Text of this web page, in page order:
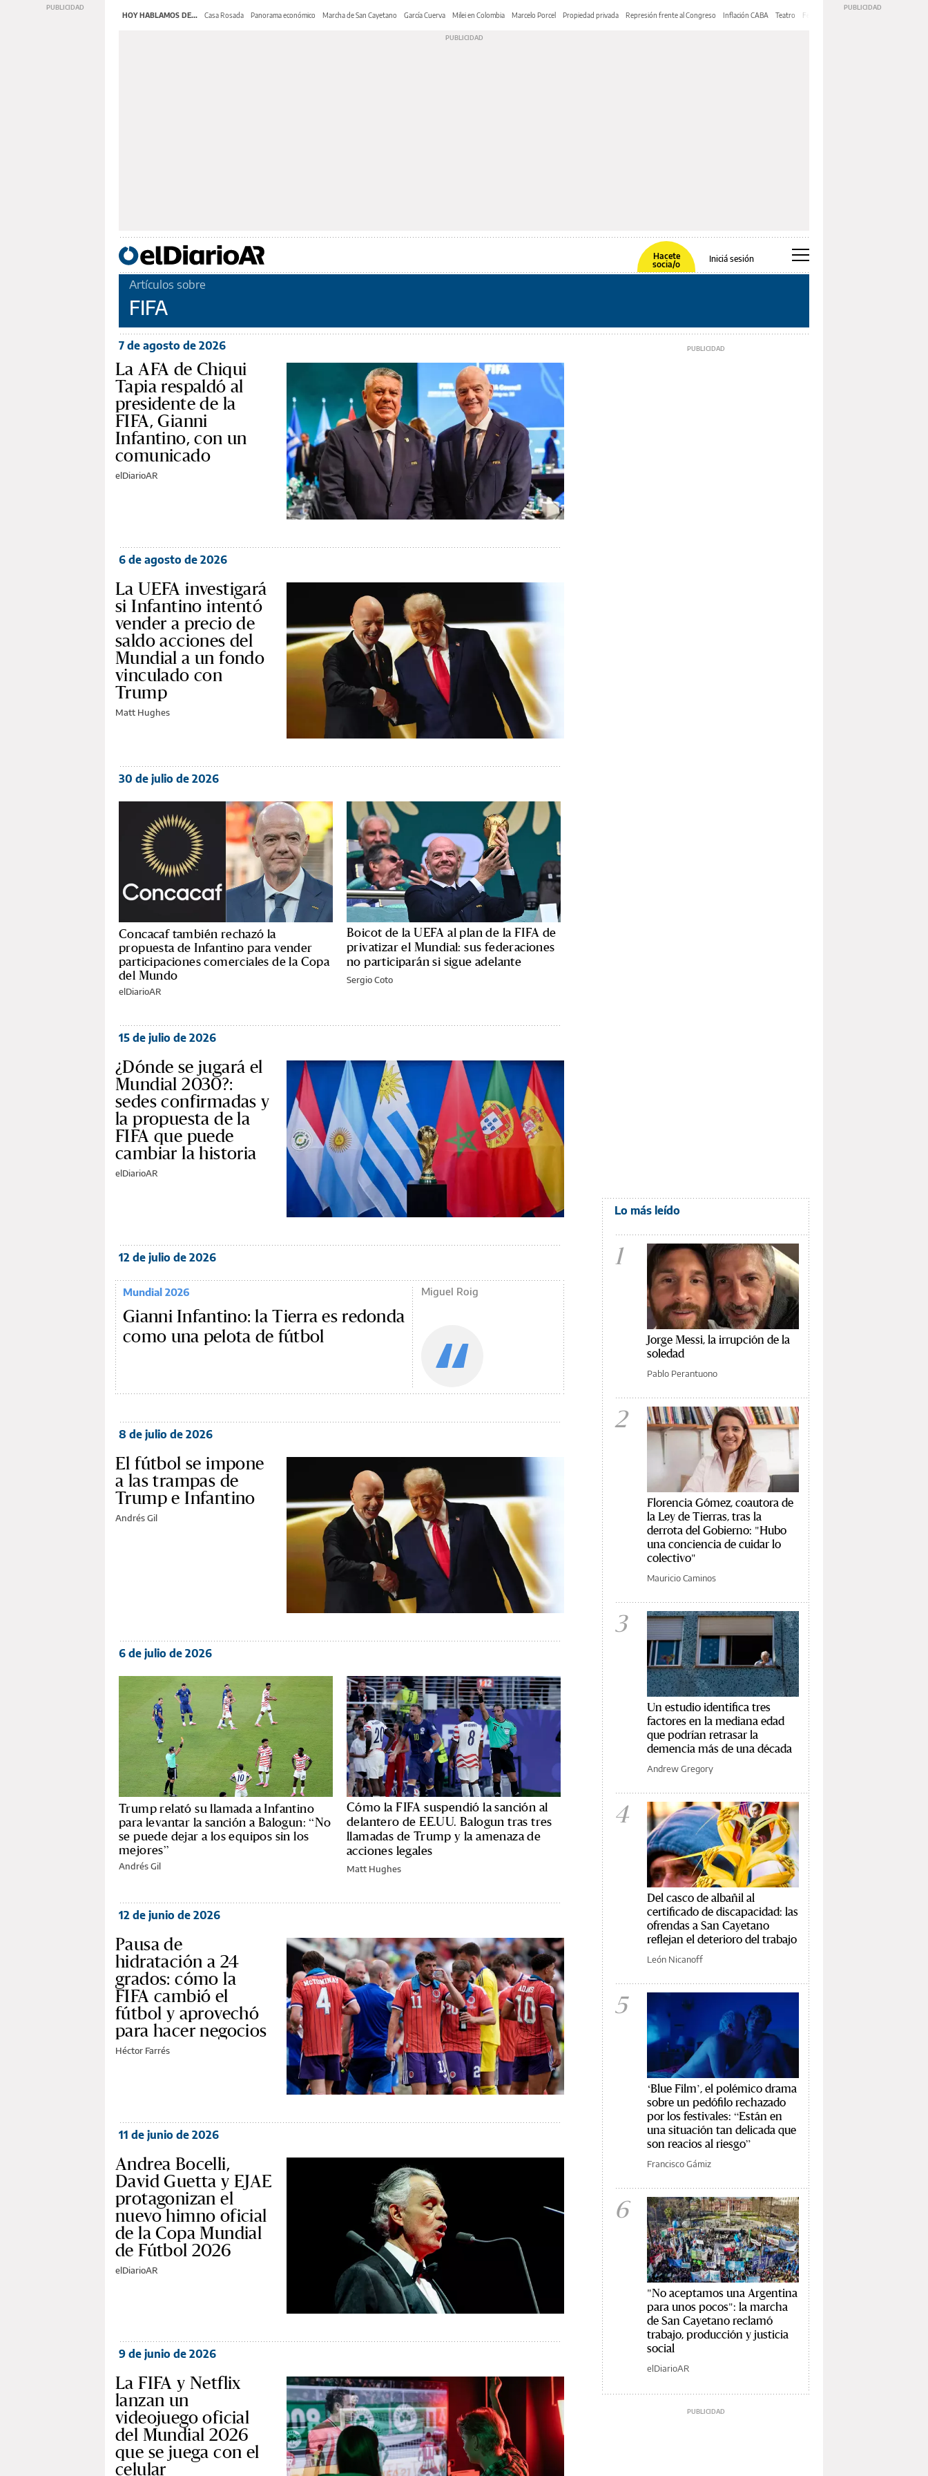
HOY HABLAMOS DE... Casa Rosada Panorama económico Marcha de San Cayetano García Cuerva Milei en Colombia Marcelo Porcel Propiedad privada Represión frente al Congreso Inflación CABA Teatro Feria de Editores
Hacete
socia/o
Iniciá sesión
Artículos sobre
FIFA
7 de agosto de 2026
La AFA de Chiqui
Tapia respaldó al
presidente de la
FIFA, Gianni
Infantino, con un
comunicado
elDiarioAR
6 de agosto de 2026
La UEFA investigará
si Infantino intentó
vender a precio de
saldo acciones del
Mundial a un fondo
vinculado con
Trump
Matt Hughes
30 de julio de 2026
Concacaf también rechazó la
propuesta de Infantino para vender
participaciones comerciales de la Copa
del Mundo
elDiarioAR
Boicot de la UEFA al plan de la FIFA de
privatizar el Mundial: sus federaciones
no participarán si sigue adelante
Sergio Coto
15 de julio de 2026
¿Dónde se jugará el
Mundial 2030?:
sedes confirmadas y
la propuesta de la
FIFA que puede
cambiar la historia
elDiarioAR
12 de julio de 2026
Mundial 2026
Gianni Infantino: la Tierra es redonda
como una pelota de fútbol
Miguel Roig
8 de julio de 2026
El fútbol se impone
a las trampas de
Trump e Infantino
Andrés Gil
6 de julio de 2026
Trump relató su llamada a Infantino
para levantar la sanción a Balogun: “No
se puede dejar a los equipos sin los
mejores”
Andrés Gil
Cómo la FIFA suspendió la sanción al
delantero de EE.UU. Balogun tras tres
llamadas de Trump y la amenaza de
acciones legales
Matt Hughes
12 de junio de 2026
Pausa de
hidratación a 24
grados: cómo la
FIFA cambió el
fútbol y aprovechó
para hacer negocios
Héctor Farrés
11 de junio de 2026
Andrea Bocelli,
David Guetta y EJAE
protagonizan el
nuevo himno oficial
de la Copa Mundial
de Fútbol 2026
elDiarioAR
9 de junio de 2026
La FIFA y Netflix
lanzan un
videojuego oficial
del Mundial 2026
que se juega con el
celular
Lo más leído
1
Jorge Messi, la irrupción de la
soledad
Pablo Perantuono
2
Florencia Gómez, coautora de
la Ley de Tierras, tras la
derrota del Gobierno: "Hubo
una conciencia de cuidar lo
colectivo"
Mauricio Caminos
3
Un estudio identifica tres
factores en la mediana edad
que podrían retrasar la
demencia más de una década
Andrew Gregory
4
Del casco de albañil al
certificado de discapacidad: las
ofrendas a San Cayetano
reflejan el deterioro del trabajo
León Nicanoff
5
‘Blue Film’, el polémico drama
sobre un pedófilo rechazado
por los festivales: “Están en
una situación tan delicada que
son reacios al riesgo”
Francisco Gámiz
6
"No aceptamos una Argentina
para unos pocos": la marcha
de San Cayetano reclamó
trabajo, producción y justicia
social
elDiarioAR